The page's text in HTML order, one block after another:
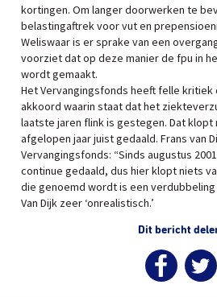
kortingen. Om langer doorwerken te
belastingaftrek voor vut en
Weliswaar is er sprake van een
voorziet dat op deze manier de fpu in
wordt gemaakt.
Het Vervangingsfonds heeft felle kritiek
akkoord waarin staat dat het
laatste jaren flink is gestegen. Dat klopt
afgelopen jaar juist gedaald. Frans van
Vervangingsfonds: “Sinds augustus
continue gedaald, dus hier klopt niets
die genoemd wordt is een
Van Dijk zeer ‘onrealistisch.’
Dit bericht